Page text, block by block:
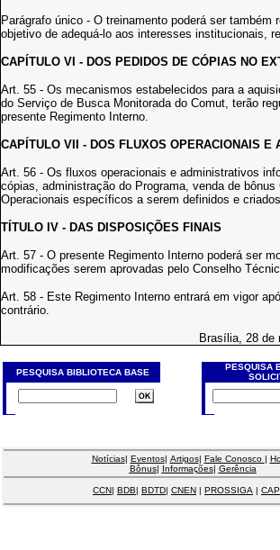
Parágrafo único - O treinamento poderá ser
objetivo de adequá-lo aos interesses institucionais,
CAPÍTULO VI - DOS PEDIDOS DE CÓPIAS NO
Art. 55 - Os mecanismos estabelecidos para a
do Serviço de Busca Monitorada do Comut, terão
presente Regimento Interno.
CAPÍTULO VII - DOS FLUXOS OPERACIONAIS E
Art. 56 - Os fluxos operacionais e administrativos
cópias, administração do Programa, venda de
Operacionais específicos a serem definidos e
TÍTULO IV - DAS DISPOSIÇÕES FINAIS
Art. 57 - O presente Regimento Interno poderá ser
modificações serem aprovadas pelo Conselho
Art. 58 - Este Regimento Interno entrará em vigor
contrário.
Brasília, 28 de
PESQUISA BIBLIOTECA BASE
PESQUISA
Notícias| Eventos| Artigos| Fale Conosco |
Bônus| Informações| Gerência
CCN| BDB| BDTD| CNEN | PROSSIGA |